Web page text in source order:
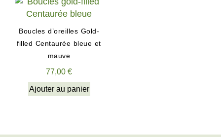
Boucles d’oreilles Gold-
filled Centaurée bleue et
mauve
77,00 €
Ajouter au panier